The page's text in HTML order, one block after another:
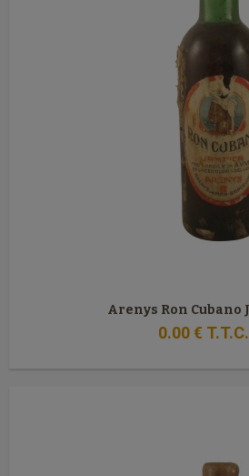
Arenys Ron Cubano
0.00€ T.T.C.